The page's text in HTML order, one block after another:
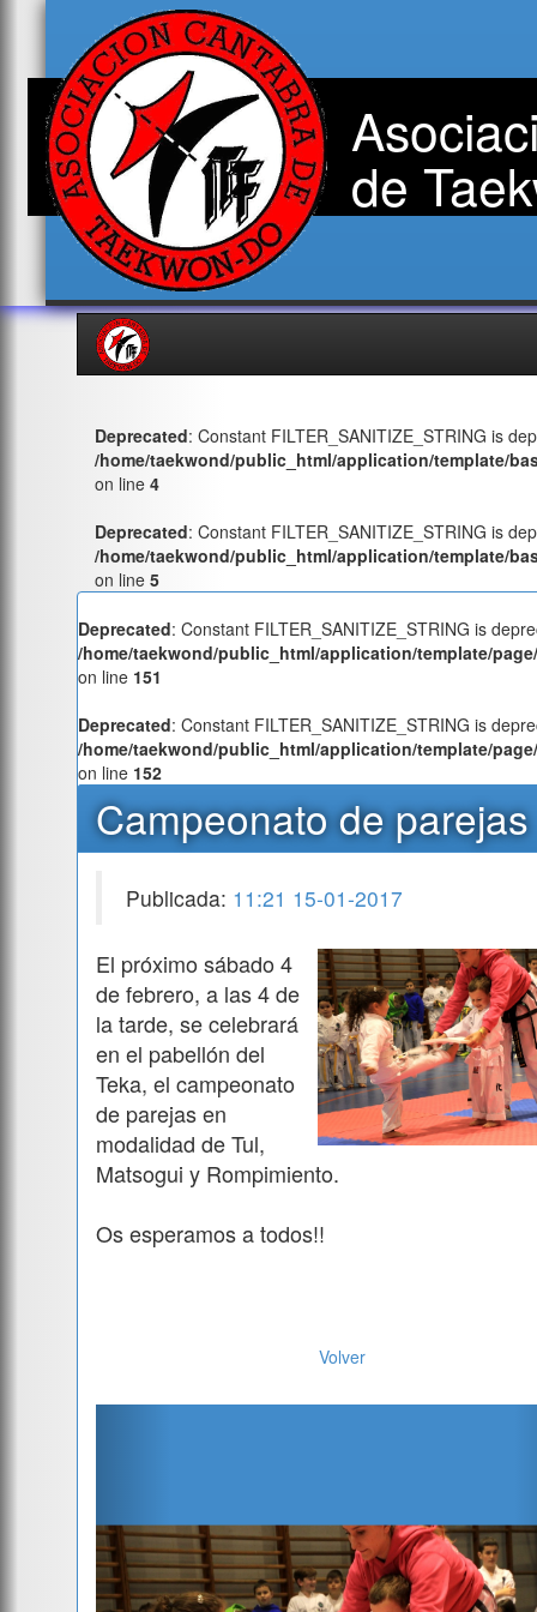
de
Deprecated: Constant FILTER_SANITIZE_STRING is
/home/taekwond/public_html/application/template/
on line 4
Deprecated: Constant FILTER_SANITIZE_STRING is
/home/taekwond/public_html/application/template/
on line 5
Deprecated: Constant FILTER_SANITIZE_STRING is
/home/taekwond/public_html/application/template/
on line 151
Deprecated: Constant FILTER_SANITIZE_STRING is
/home/taekwond/public_html/application/template/
on line 152
Campeonato de parejas
Publicada: 11:21 15-01-2017
El próximo sábado 4
de febrero, a las 4 de
la tarde, se celebrará
en el pabellón del
Teka, el campeonato
de parejas en
modalidad de Tul,
Matsogui y Rompimiento.
Os esperamos a todos!!
Volver